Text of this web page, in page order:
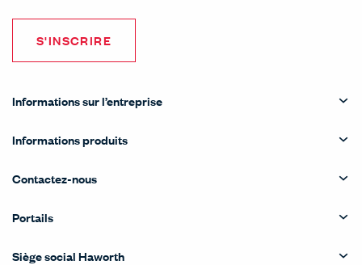
S'INSCRIRE
Informations sur l’entreprise
Informations produits
Contactez-nous
Portails
Siège social Haworth